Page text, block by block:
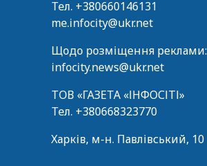
Тел. +380660146131
me.infocity@ukr.net
Щодо розміщення реклами:
infocity.news@ukr.net
ТОВ «ГАЗЕТА «ІНФОСІТІ»
Тел. +380668323770
Харків, м-н. Павлівський, 10